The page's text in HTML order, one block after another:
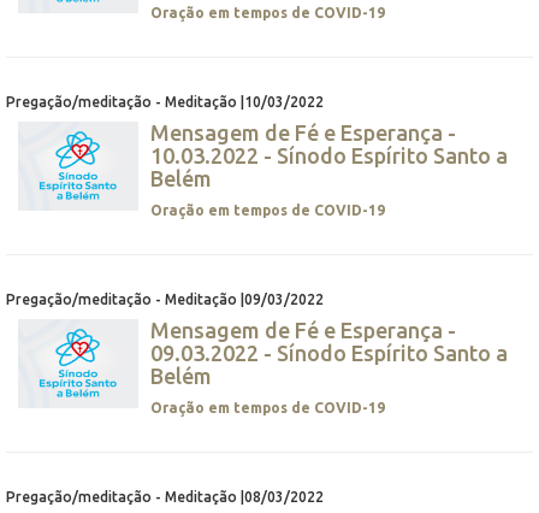
Oração em tempos de COVID-19
Pregação/meditação - Meditação |10/03/2022
Mensagem de Fé e Esperança -
10.03.2022 - Sínodo Espírito Santo a
Belém
Oração em tempos de COVID-19
Pregação/meditação - Meditação |09/03/2022
Mensagem de Fé e Esperança -
09.03.2022 - Sínodo Espírito Santo a
Belém
Oração em tempos de COVID-19
Pregação/meditação - Meditação |08/03/2022